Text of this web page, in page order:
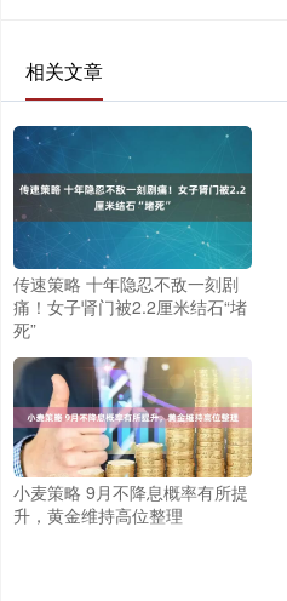
相关文章
传速策略 十年隐忍不敌一刻剧
痛！女子肾门被2.2厘米结石“堵
死”
小麦策略 9月不降息概率有所提
升，黄金维持高位整理